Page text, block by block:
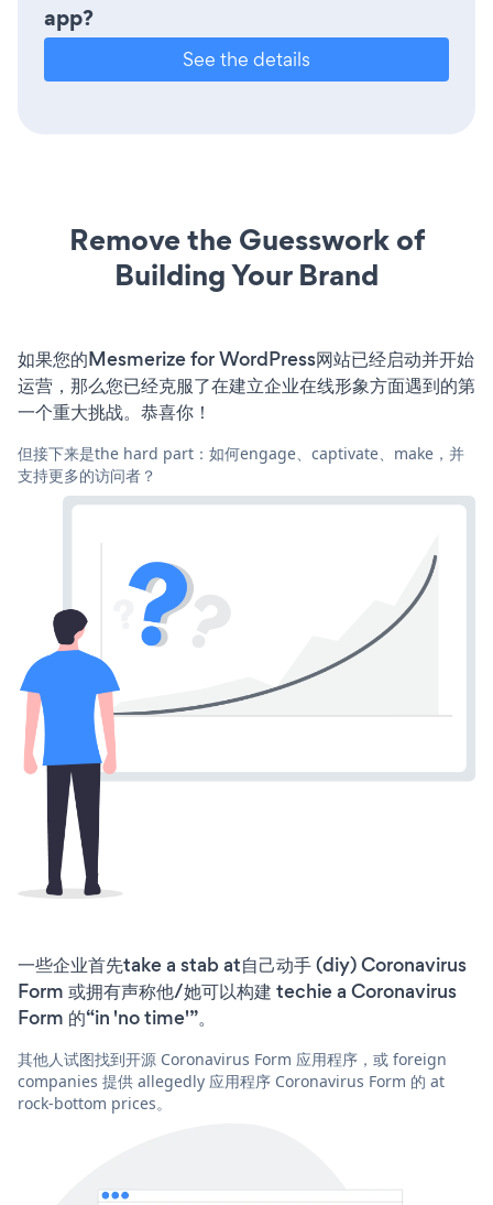
app?
See the details
Remove the Guesswork of
Building Your Brand
如果您的Mesmerize for WordPress网站已经启动并开始
运营，那么您已经克服了在建立企业在线形象方面遇到的第
一个重大挑战。恭喜你！
但接下来是the hard part：如何engage、captivate、make，并
支持更多的访问者？
一些企业首先take a stab at自己动手 (diy) Coronavirus
Form 或拥有声称他/她可以构建 techie a Coronavirus
Form 的“in 'no time'”。
其他人试图找到开源 Coronavirus Form 应用程序，或 foreign
companies 提供 allegedly 应用程序 Coronavirus Form 的 at
rock-bottom prices。